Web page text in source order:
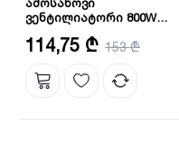
ვენტილიატორი 800W
ძაბვა: 220-240 ვ 50/60 ჰერცი
ჰაერის მოცულობა: 0-4.5 მ³/წთ
114,75 ₾ 153 ₾